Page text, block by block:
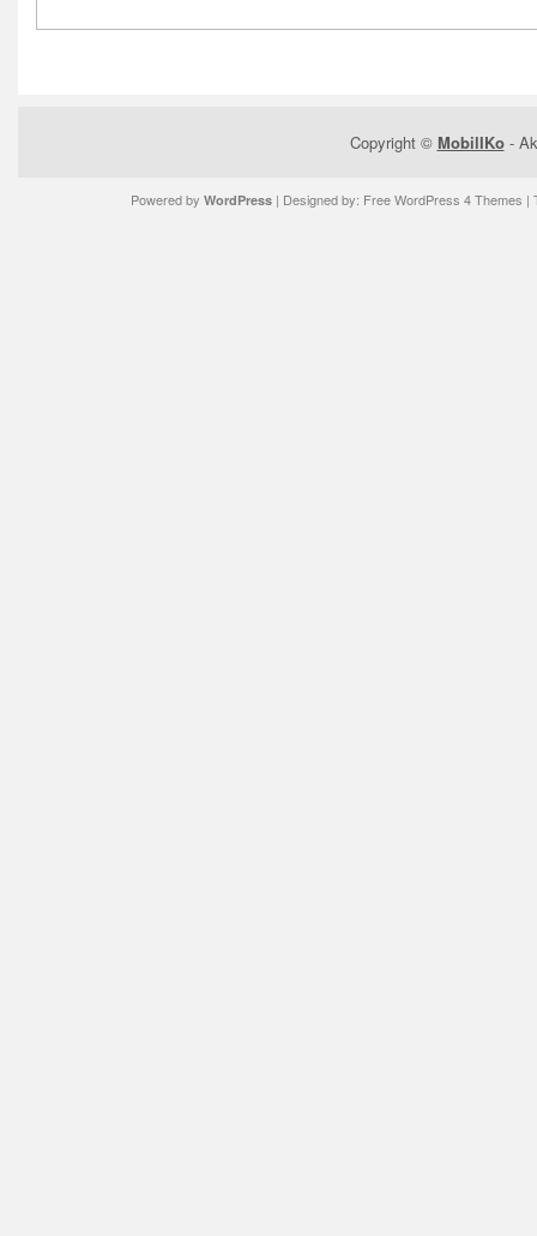
Copyright © MobilIKo-
Powered by WordPress| Designed by: Free WordPress 4 Themes |